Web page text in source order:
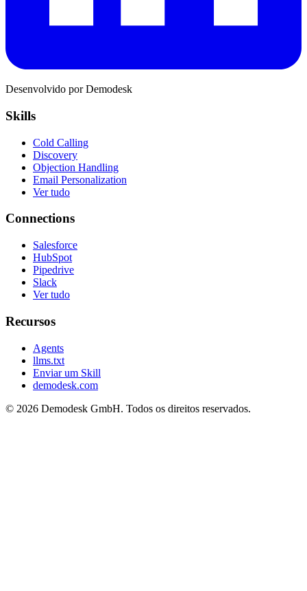
Desenvolvido por Demodesk
Skills
Cold Calling
Discovery
Objection Handling
Email Personalization
Ver tudo
Connections
Salesforce
HubSpot
Pipedrive
Slack
Ver tudo
Recursos
Agents
llms.txt
Enviar um Skill
demodesk.com
© 2026 Demodesk GmbH. Todos os direitos reservados.